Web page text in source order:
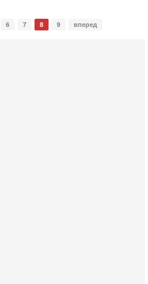
6 7 8 9 вперед